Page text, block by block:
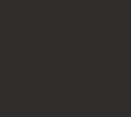
nøjagtighed
indhold
formuleringer
forstå, hvordan